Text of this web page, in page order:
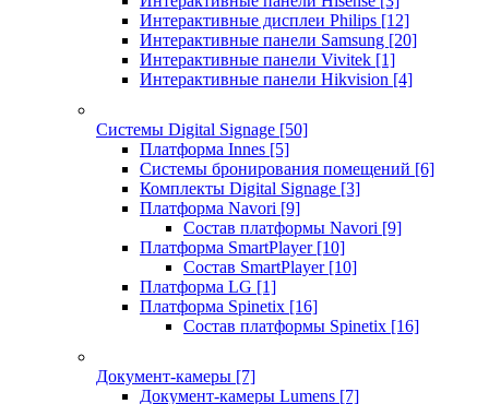
Интерактивные дисплеи Philips [12]
Интерактивные панели Samsung [20]
Интерактивные панели Vivitek [1]
Интерактивные панели Hikvision [4]
Системы Digital Signage [50]
Платформа Innes [5]
Системы бронирования помещений [6]
Комплекты Digital Signage [3]
Платформа Navori [9]
Состав платформы Navori [9]
Платформа SmartPlayer [10]
Состав SmartPlayer [10]
Платформа LG [1]
Платформа Spinetix [16]
Состав платформы Spinetix [16]
Документ-камеры [7]
Документ-камеры Lumens [7]